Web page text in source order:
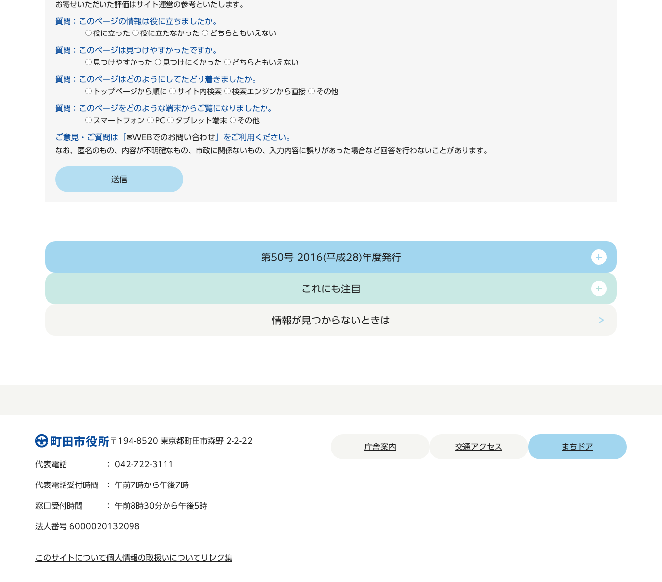
お寄せいただいた評価はサイト運営の参考といたします。
質問：このページの情報は役に立ちましたか。
役に立った 役に立たなかった どちらともいえない
質問：このページは見つけやすかったですか。
見つけやすかった 見つけにくかった どちらともいえない
質問：このページはどのようにしてたどり着きましたか。
トップページから順に サイト内検索 検索エンジンから直接 その他
質問：このページをどのような端末からご覧になりましたか。
スマートフォン PC タブレット端末 その他
ご意見・ご質問は「 ✉WEBでのお問い合わせ 」をご利用ください。
なお、匿名のもの、内容が不明確なもの、市政に関係ないもの、入力内容に誤りがあった場合など回答を行わないことがあります。
第50号 2016(平成28)年度発行
これにも注目
情報が見つからないときは
〒194-8520 東京都町田市森野 2-2-22
代表電話 ： 042-722-3111
代表電話受付時間 ： 午前7時から午後7時
窓口受付時間 ： 午前8時30分から午後5時
法人番号 6000020132098
このサイトについて個人情報の取扱いについて リンク集
庁舎案内 交通アクセス まちドア